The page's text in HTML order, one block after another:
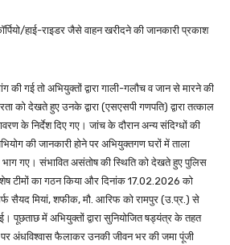
हाई-राइडर जैसे वाहन खरीदने की जानकारी प्रकाश
की गई तो अभियुक्तों द्वारा गाली-गलौच व जान से मारने की
को देखते हुए उनके द्वारा (एसएसपी गणपति) द्वारा तत्काल
के निर्देश दिए गए। जांच के दौरान अन्य संदिग्धों की
की जानकारी होने पर अभियुक्तगण घरों में ताला
गए। संभावित असंतोष की स्थिति को देखते हुए पुलिस
टीमों का गठन किया और दिनांक 17.02.2026 को
सैयद मियां, शफीक, मौ. आरिफ को रामपुर (उ.प्र.) से
पूछताछ में अभियुक्तों द्वारा सुनियोजित षड्यंत्र के तहत
पर अंधविश्वास फैलाकर उनकी जीवन भर की जमा पूंजी